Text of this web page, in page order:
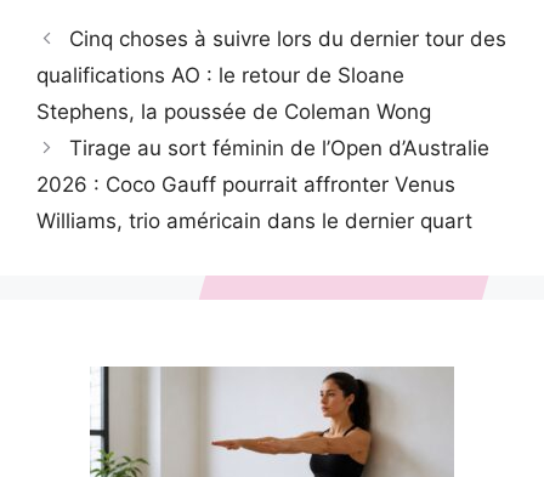
Cinq choses à suivre lors du dernier tour des
qualifications AO : le retour de Sloane
Stephens, la poussée de Coleman Wong
Tirage au sort féminin de l’Open d’Australie
2026 : Coco Gauff pourrait affronter Venus
Williams, trio américain dans le dernier quart